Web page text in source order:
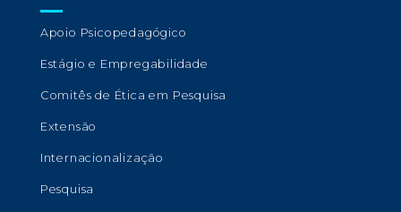
Apoio Psicopedagógico
Estágio e Empregabilidade
Comitês de Ética em Pesquisa
Extensão
Internacionalização
Pesquisa